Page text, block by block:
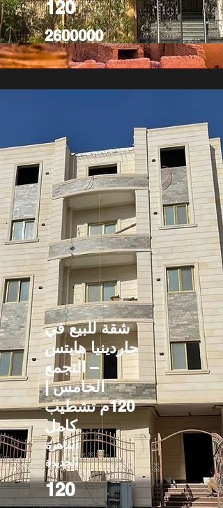
120
2600000
شقة للبيع في
جاردينيا هايتس
– التجمع
الخامس |
120م تشطيب
كامل
القاهرة
الجديدة
120